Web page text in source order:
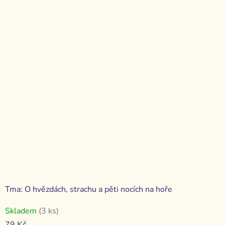
Tma: O hvězdách, strachu a pěti nocích na hoře
Skladem (3 ks)